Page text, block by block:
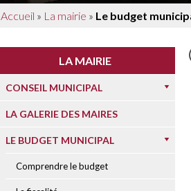
Accueil » La mairie » Le budget
LA MAIRIE
CONSEIL MUNICIPAL
LA GALERIE DES MAIRES
LE BUDGET MUNICIPAL
Comprendre le budget